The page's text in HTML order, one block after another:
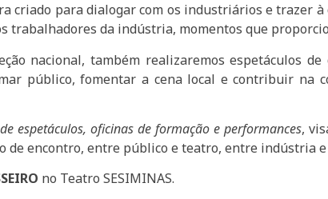
criado para dialogar com os industriários e trazer
trabalhadores da indústria, momentos que
nacional, também realizaremos espetáculos
público, fomentar a cena local e contribuir na
espetáculos, oficinas de formação e performances,
de encontro, entre público e teatro, entre indústria
no Teatro SESIMINAS.